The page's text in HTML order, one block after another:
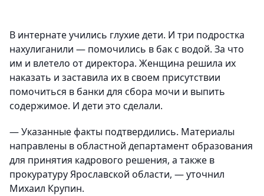
В интернате учились глухие дети. И три подростка
нахулиганили — помочились в бак с водой. За что
им и влетело от директора. Женщина решила их
наказать и заставила их в своем присутствии
помочиться в банки для сбора мочи и выпить
содержимое. И дети это сделали.
— Указанные факты подтвердились. Материалы
направлены в областной департамент образования
для принятия кадрового решения, а также в
прокуратуру Ярославской области, — уточнил
Михаил Крупин.